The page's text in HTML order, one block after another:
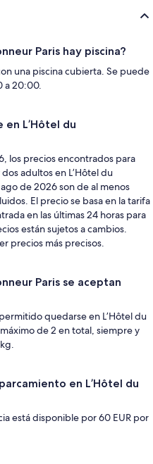
Paris hay piscina?
una piscina cubierta. Se puede
a 20:00.
en L’Hôtel du
los precios encontrados para
adultos en L’Hôtel du
de 2026 son de al menos
El precio se basa en la tarifa
en las últimas 24 horas para
están sujetos a cambios.
precios más precisos.
Paris se aceptan
quedarse en L’Hôtel du
de 2 en total, siempre y
en L’Hôtel du
está disponible por 60 EUR por